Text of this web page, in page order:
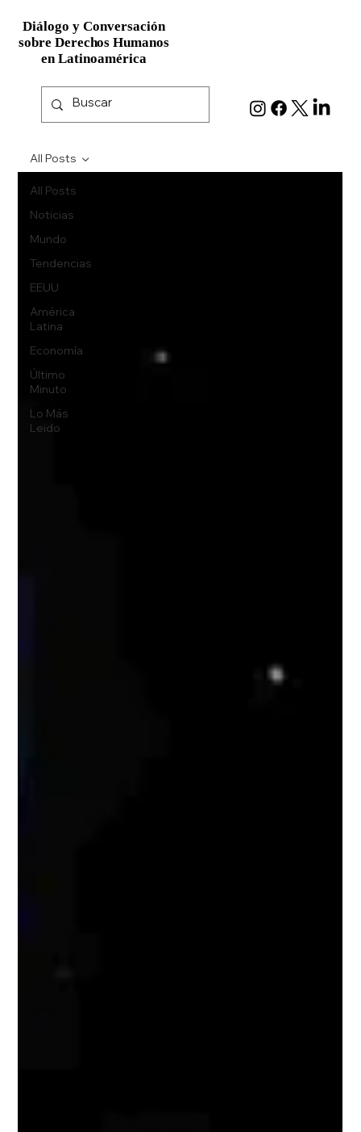
Diálogo y Conversación
sobre Derechos Humanos
en Latinoamérica
Diálogo y Conversación
sobre Derechos Humanos
en Latinoamérica
All Posts
Noticias
Mundo
Tendencias
EEUU
América
Latina
Economía
Último
Minuto
Lo Más
Leido
All Posts